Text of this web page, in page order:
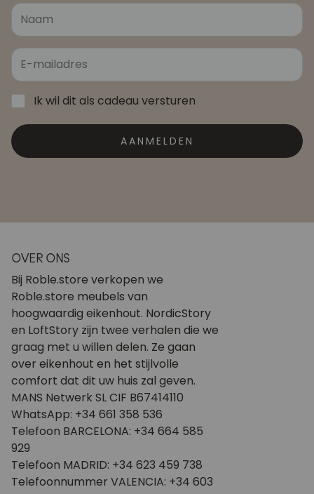
Ik wil dit als cadeau versturen
AANMELDEN
OVER ONS
Bij Roble.store verkopen we
Roble.store meubels van
hoogwaardig eikenhout. NordicStory
en LoftStory zijn twee verhalen die we
graag met u willen delen. Ze gaan
over eikenhout en het stijlvolle
comfort dat dit uw huis zal geven.
MANS Netwerk SL CIF B67414110
WhatsApp: +34 661 358 536
Telefoon BARCELONA: +34 664 585
929
Telefoon MADRID: +34 623 459 738
Telefoonnummer VALENCIA: +34 603